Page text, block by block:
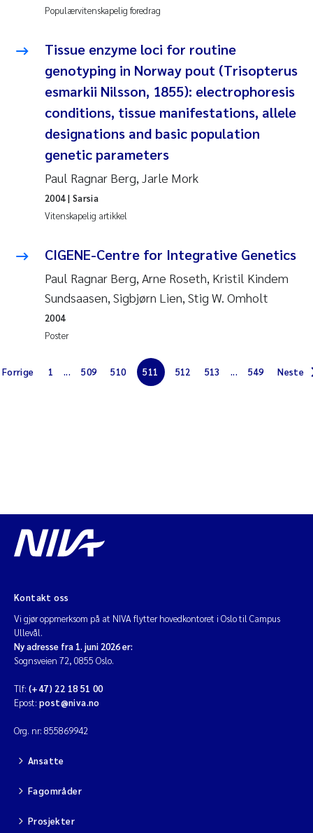
Tânia Cristina Gomes
Susan Skogtvedt Røed
Belinda Valdecanas
Elianne Dunthorn Egge
Elisabeth Lie
Froukje Maria Platjouw
Jan-Erik Thrane
Jens Vedal
Louise Valestrand
Maria Thérése Hultman
Peter Stig Hansen
Erik Höglund
Debhasish Bhakta
James Edward Sample
Rita Næss
Øyvind Tangen Ødegaard
Inga Fløisand
Solrun Figenschau Skjellum
Marijana Stenrud Brkljacic
Populærvitenskapelig foredrag
Tissue enzyme loci for routine
genotyping in Norway pout (Trisopterus
esmarkii Nilsson, 1855): electrophoresis
conditions, tissue manifestations, allele
designations and basic population
genetic parameters
Paul Ragnar Berg, Jarle Mork
Vitenskapelig artikkel
2004| Sarsia
CIGENE-Centre for Integrative Genetics
Paul Ragnar Berg, Arne Roseth, Kristil Kindem
Sundsaasen, Sigbjørn Lien, Stig W. Omholt
Poster
2004
Forrige 1 ... 509 510 511 512 513 ... 549 Neste
Kontakt oss
Vi gjør oppmerksom på at NIVA flytter hovedkontoret i Oslo til Campus
Ullevål.
Ny adresse fra 1. juni 2026 er:
Sognsveien 72, 0855 Oslo.
Tlf: (+47) 22 18 51 00
Epost: post@niva.no
Org. nr: 855869942
Ansatte
Fagområder
Prosjekter